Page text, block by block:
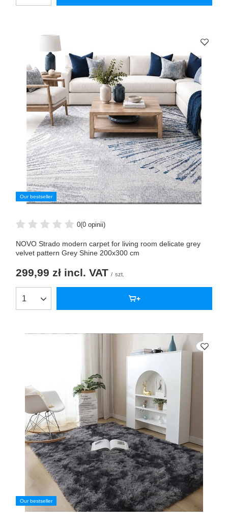
Our bestseller
0(0 opinii)
NOVO Strado modern carpet for living room delicate grey
velvet pattern Grey Shine 200x300 cm
299,99 zł incl. VAT / szt.
Our bestseller